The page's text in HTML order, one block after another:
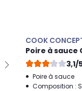
COOK
Poire à sauce
3,1/
Poire à sauce
Composition :